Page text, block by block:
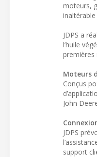
moteurs,
JDPS a
l’huile
premières
Moteurs
Conçus
John
JDPS
support